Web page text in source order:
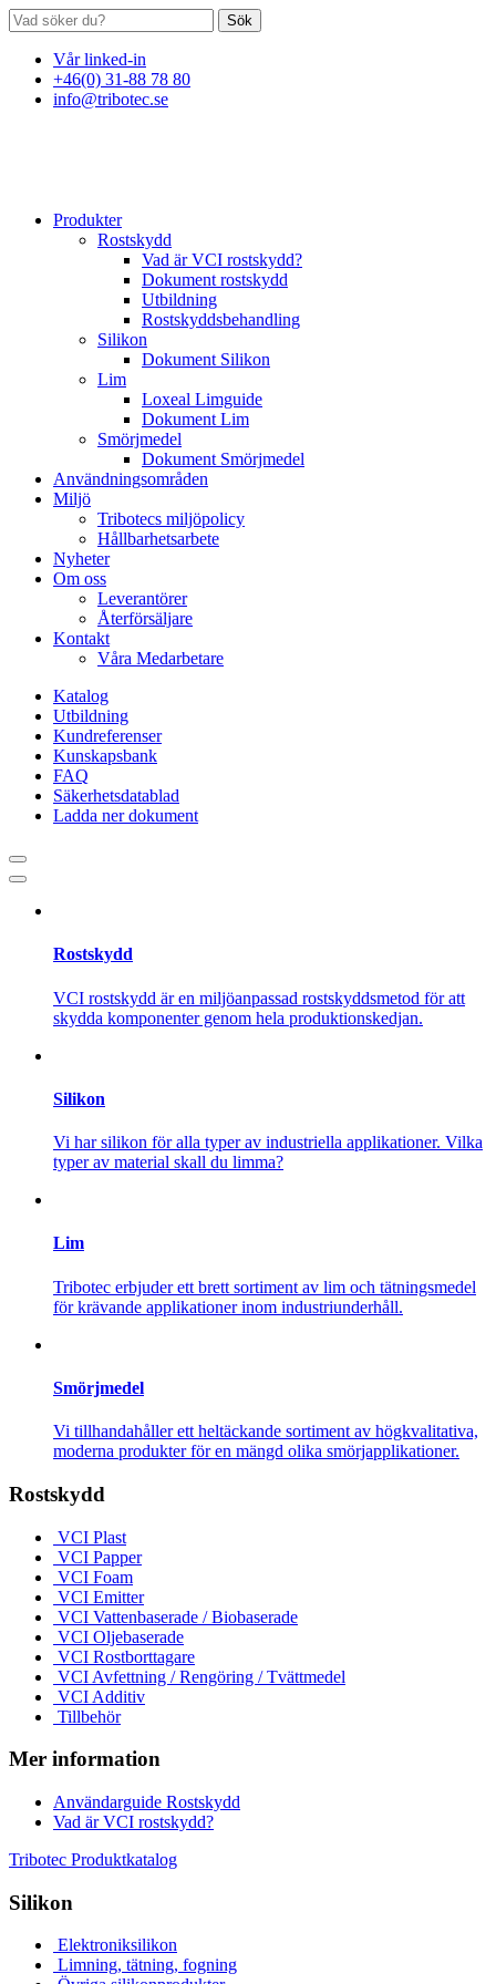
Sök
Vår linked-in
+46(0) 31-88 78 80
info@tribotec.se
Produkter
Rostskydd
Vad är VCI rostskydd?
Dokument rostskydd
Utbildning
Rostskyddsbehandling
Silikon
Dokument Silikon
Lim
Loxeal Limguide
Dokument Lim
Smörjmedel
Dokument Smörjmedel
Användningsområden
Miljö
Tribotecs miljöpolicy
Hållbarhetsarbete
Nyheter
Om oss
Leverantörer
Återförsäljare
Kontakt
Våra Medarbetare
Katalog
Utbildning
Kundreferenser
Kunskapsbank
FAQ
Säkerhetsdatablad
Ladda ner dokument
Rostskydd
VCI rostskydd är en miljöanpassad rostskyddsmetod för att
skydda komponenter genom hela produktionskedjan.
Silikon
Vi har silikon för alla typer av industriella applikationer. Vilka
typer av material skall du limma?
Lim
Tribotec erbjuder ett brett sortiment av lim och tätningsmedel
för krävande applikationer inom industriunderhåll.
Smörjmedel
Vi tillhandahåller ett heltäckande sortiment av högkvalitativa,
moderna produkter för en mängd olika smörjapplikationer.
Rostskydd
VCI Plast
VCI Papper
VCI Foam
VCI Emitter
VCI Vattenbaserade / Biobaserade
VCI Oljebaserade
VCI Rostborttagare
VCI Avfettning / Rengöring / Tvättmedel
VCI Additiv
Tillbehör
Mer information
Användarguide Rostskydd
Vad är VCI rostskydd?
Tribotec Produktkatalog
Silikon
Elektroniksilikon
Limning, tätning, fogning